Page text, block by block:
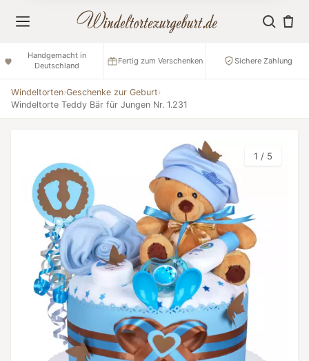
Handgemacht in
Deutschland
Fertig zum Verschenken Sichere Zahlung
Windeltorten›Geschenke zur Geburt›
Windeltorte Teddy Bär für Jungen Nr. 1.231
1 / 5